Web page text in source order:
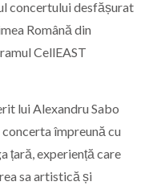
concertului desfășurat
Română din
CellEAST
lui Alexandru Sabo
împreună cu
țară, experiență care
sa artistică și